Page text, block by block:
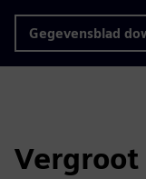
Gegevensblad